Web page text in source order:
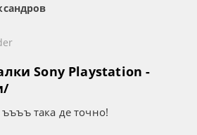
Sony Playstation -
така де точно!